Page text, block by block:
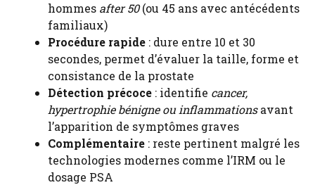
hommes after 50(ou 45 ans avec antécédents
familiaux)
Procédure rapide : dure entre 10 et 30
secondes, permet d’évaluer la taille, forme et
consistance de la prostate
Détection précoce : identifie cancer,
hypertrophie bénigne ou inflammationsavant
l’apparition de symptômes graves
Complémentaire : reste pertinent malgré les
technologies modernes comme l’IRM ou le
dosage PSA